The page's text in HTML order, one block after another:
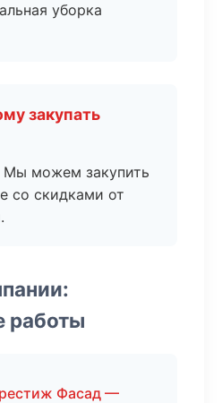
уборка
закупать
Мы можем закупить
со скидками от
работы
Фасад —